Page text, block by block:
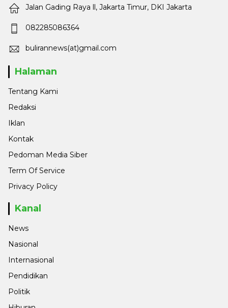
Jalan Gading Raya ll, Jakarta Timur, DKI Jakarta
082285086364
bulirannews(at)gmail.com
Halaman
Tentang Kami
Redaksi
Iklan
Kontak
Pedoman Media Siber
Term Of Service
Privacy Policy
Kanal
News
Nasional
Internasional
Pendidikan
Politik